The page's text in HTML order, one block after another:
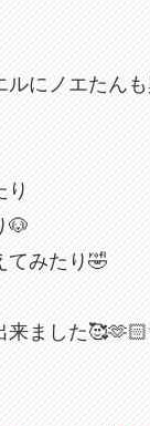
ルにノエたん
り
🐶
てみたり🤣
来ました